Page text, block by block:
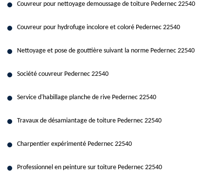
Couvreur pour nettoyage demoussage de toiture Pedernec 22540
Couvreur pour hydrofuge incolore et coloré Pedernec 22540
Nettoyage et pose de gouttière suivant la norme Pedernec 22540
Société couvreur Pedernec 22540
Service d'habillage planche de rive Pedernec 22540
Travaux de désamiantage de toiture Pedernec 22540
Charpentier expérimenté Pedernec 22540
Professionnel en peinture sur toiture Pedernec 22540